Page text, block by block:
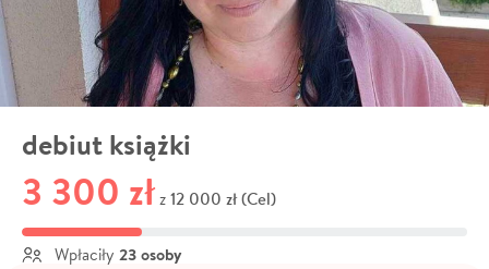
debiut książki
3 300 zł z 12 000 zł (Cel)
Wpłaciły 23 osoby